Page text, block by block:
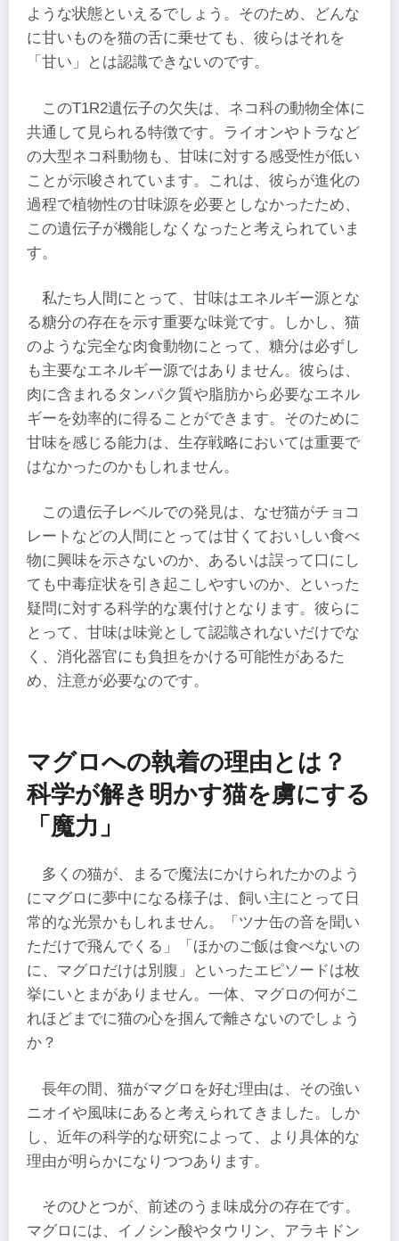
ような状態といえるでしょう。そのため、どんな
に甘いものを猫の舌に乗せても、彼らはそれを
「甘い」とは認識できないのです。
このT1R2遺伝子の欠失は、ネコ科の動物全体に
共通して見られる特徴です。ライオンやトラなど
の大型ネコ科動物も、甘味に対する感受性が低い
ことが示唆されています。これは、彼らが進化の
過程で植物性の甘味源を必要としなかったため、
この遺伝子が機能しなくなったと考えられていま
す。
私たち人間にとって、甘味はエネルギー源とな
る糖分の存在を示す重要な味覚です。しかし、猫
のような完全な肉食動物にとって、糖分は必ずし
も主要なエネルギー源ではありません。彼らは、
肉に含まれるタンパク質や脂肪から必要なエネル
ギーを効率的に得ることができます。そのために
甘味を感じる能力は、生存戦略においては重要で
はなかったのかもしれません。
この遺伝子レベルでの発見は、なぜ猫がチョコ
レートなどの人間にとっては甘くておいしい食べ
物に興味を示さないのか、あるいは誤って口にし
ても中毒症状を引き起こしやすいのか、といった
疑問に対する科学的な裏付けとなります。彼らに
とって、甘味は味覚として認識されないだけでな
く、消化器官にも負担をかける可能性があるた
め、注意が必要なのです。
マグロへの執着の理由とは？
科学が解き明かす猫を虜にする
「魔力」
多くの猫が、まるで魔法にかけられたかのよう
にマグロに夢中になる様子は、飼い主にとって日
常的な光景かもしれません。「ツナ缶の音を聞い
ただけで飛んでくる」「ほかのご飯は食べないの
に、マグロだけは別腹」といったエピソードは枚
挙にいとまがありません。一体、マグロの何がこ
れほどまでに猫の心を掴んで離さないのでしょう
か？
長年の間、猫がマグロを好む理由は、その強い
ニオイや風味にあると考えられてきました。しか
し、近年の科学的な研究によって、より具体的な
理由が明らかになりつつあります。
そのひとつが、前述のうま味成分の存在です。
マグロには、イノシン酸やタウリン、アラキドン